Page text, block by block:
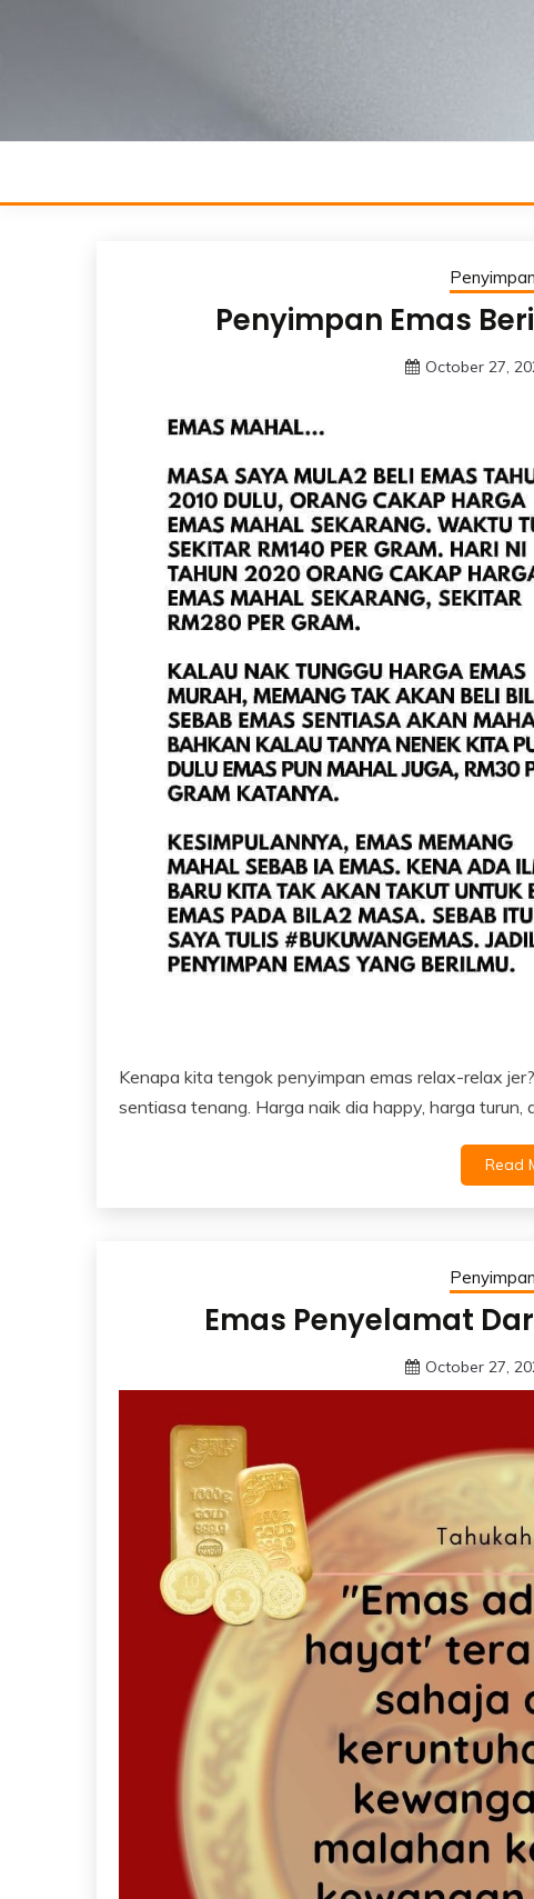
Penyimpan Emas
October 27,
Kenapa kita tengok penyimpan emas relax-relax
sentiasa tenang. Harga naik dia happy, harga turun,
Read
Emas Penyelamat
October 27,